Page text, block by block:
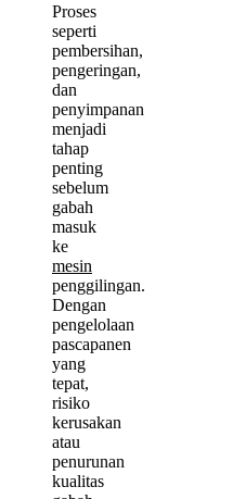
Proses
seperti
pembersihan,
pengeringan,
dan
penyimpanan
menjadi
tahap
penting
sebelum
gabah
masuk
ke
mesin
penggilingan.
Dengan
pengelolaan
pascapanen
yang
tepat,
risiko
kerusakan
atau
penurunan
kualitas